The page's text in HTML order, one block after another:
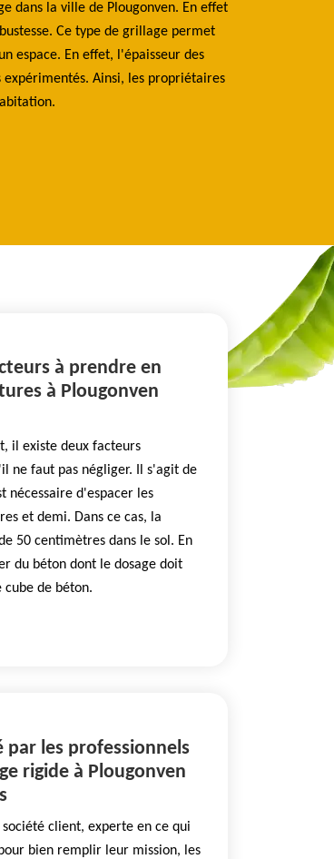
dans la ville de Plougonven. En effet
Ce type de grillage permet
espace. En effet, l'épaisseur des
Ainsi, les propriétaires
à prendre en
à Plougonven
il existe deux facteurs
ne faut pas négliger. Il s'agit de
nécessaire d'espacer les
et demi. Dans ce cas, la
50 centimètres dans le sol. En
du béton dont le dosage doit
de béton.
par les professionnels
rigide à Plougonven
client, experte en ce qui
bien remplir leur mission, les